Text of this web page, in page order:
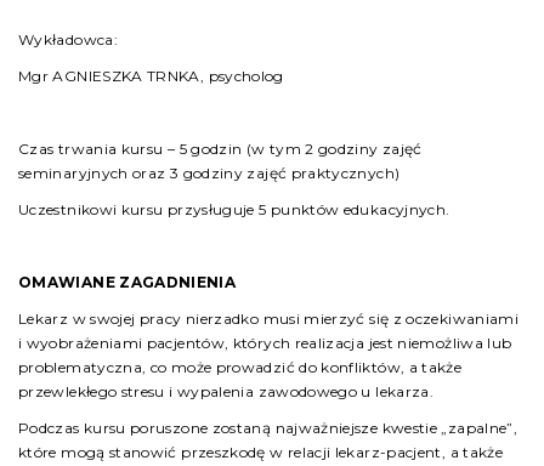
Wykładowca:
Mgr AGNIESZKA TRNKA, psycholog
Czas trwania kursu – 5 godzin (w tym 2 godziny zajęć
seminaryjnych oraz 3 godziny zajęć praktycznych)
Uczestnikowi kursu przysługuje 5 punktów edukacyjnych.
OMAWIANE ZAGADNIENIA
Lekarz w swojej pracy nierzadko musi mierzyć się z oczekiwaniami
i wyobrażeniami pacjentów, których realizacja jest niemożliwa lub
problematyczna, co może prowadzić do konfliktów, a także
przewlekłego stresu i wypalenia zawodowego u lekarza.
Podczas kursu poruszone zostaną najważniejsze kwestie „zapalne”,
które mogą stanowić przeszkodę w relacji lekarz-pacjent, a także